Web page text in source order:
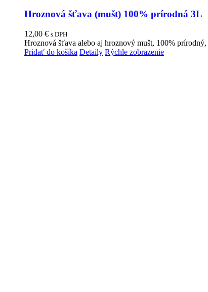
Hroznová šťava (mušt) 100% prírodná 3L
12,00 € s DPH
Hroznová šťava alebo aj hroznový mušt, 100%
Pridať do košíka Detaily Rýchle zobrazenie